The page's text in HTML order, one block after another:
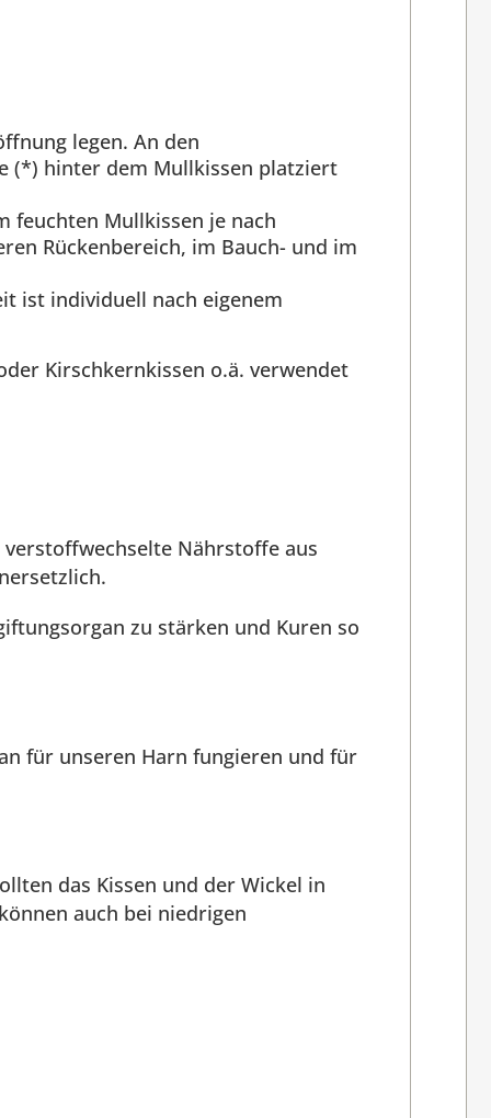
legen. An den
(*) hinter dem Mullkissen platziert
feuchten Mullkissen je nach
Rückenbereich, im Bauch- und im
ist individuell nach eigenem
Kirschkernkissen o.ä. verwendet
Nährstoffe aus
zu stärken und Kuren so
für unseren Harn fungieren und für
das Kissen und der Wickel in
auch bei niedrigen